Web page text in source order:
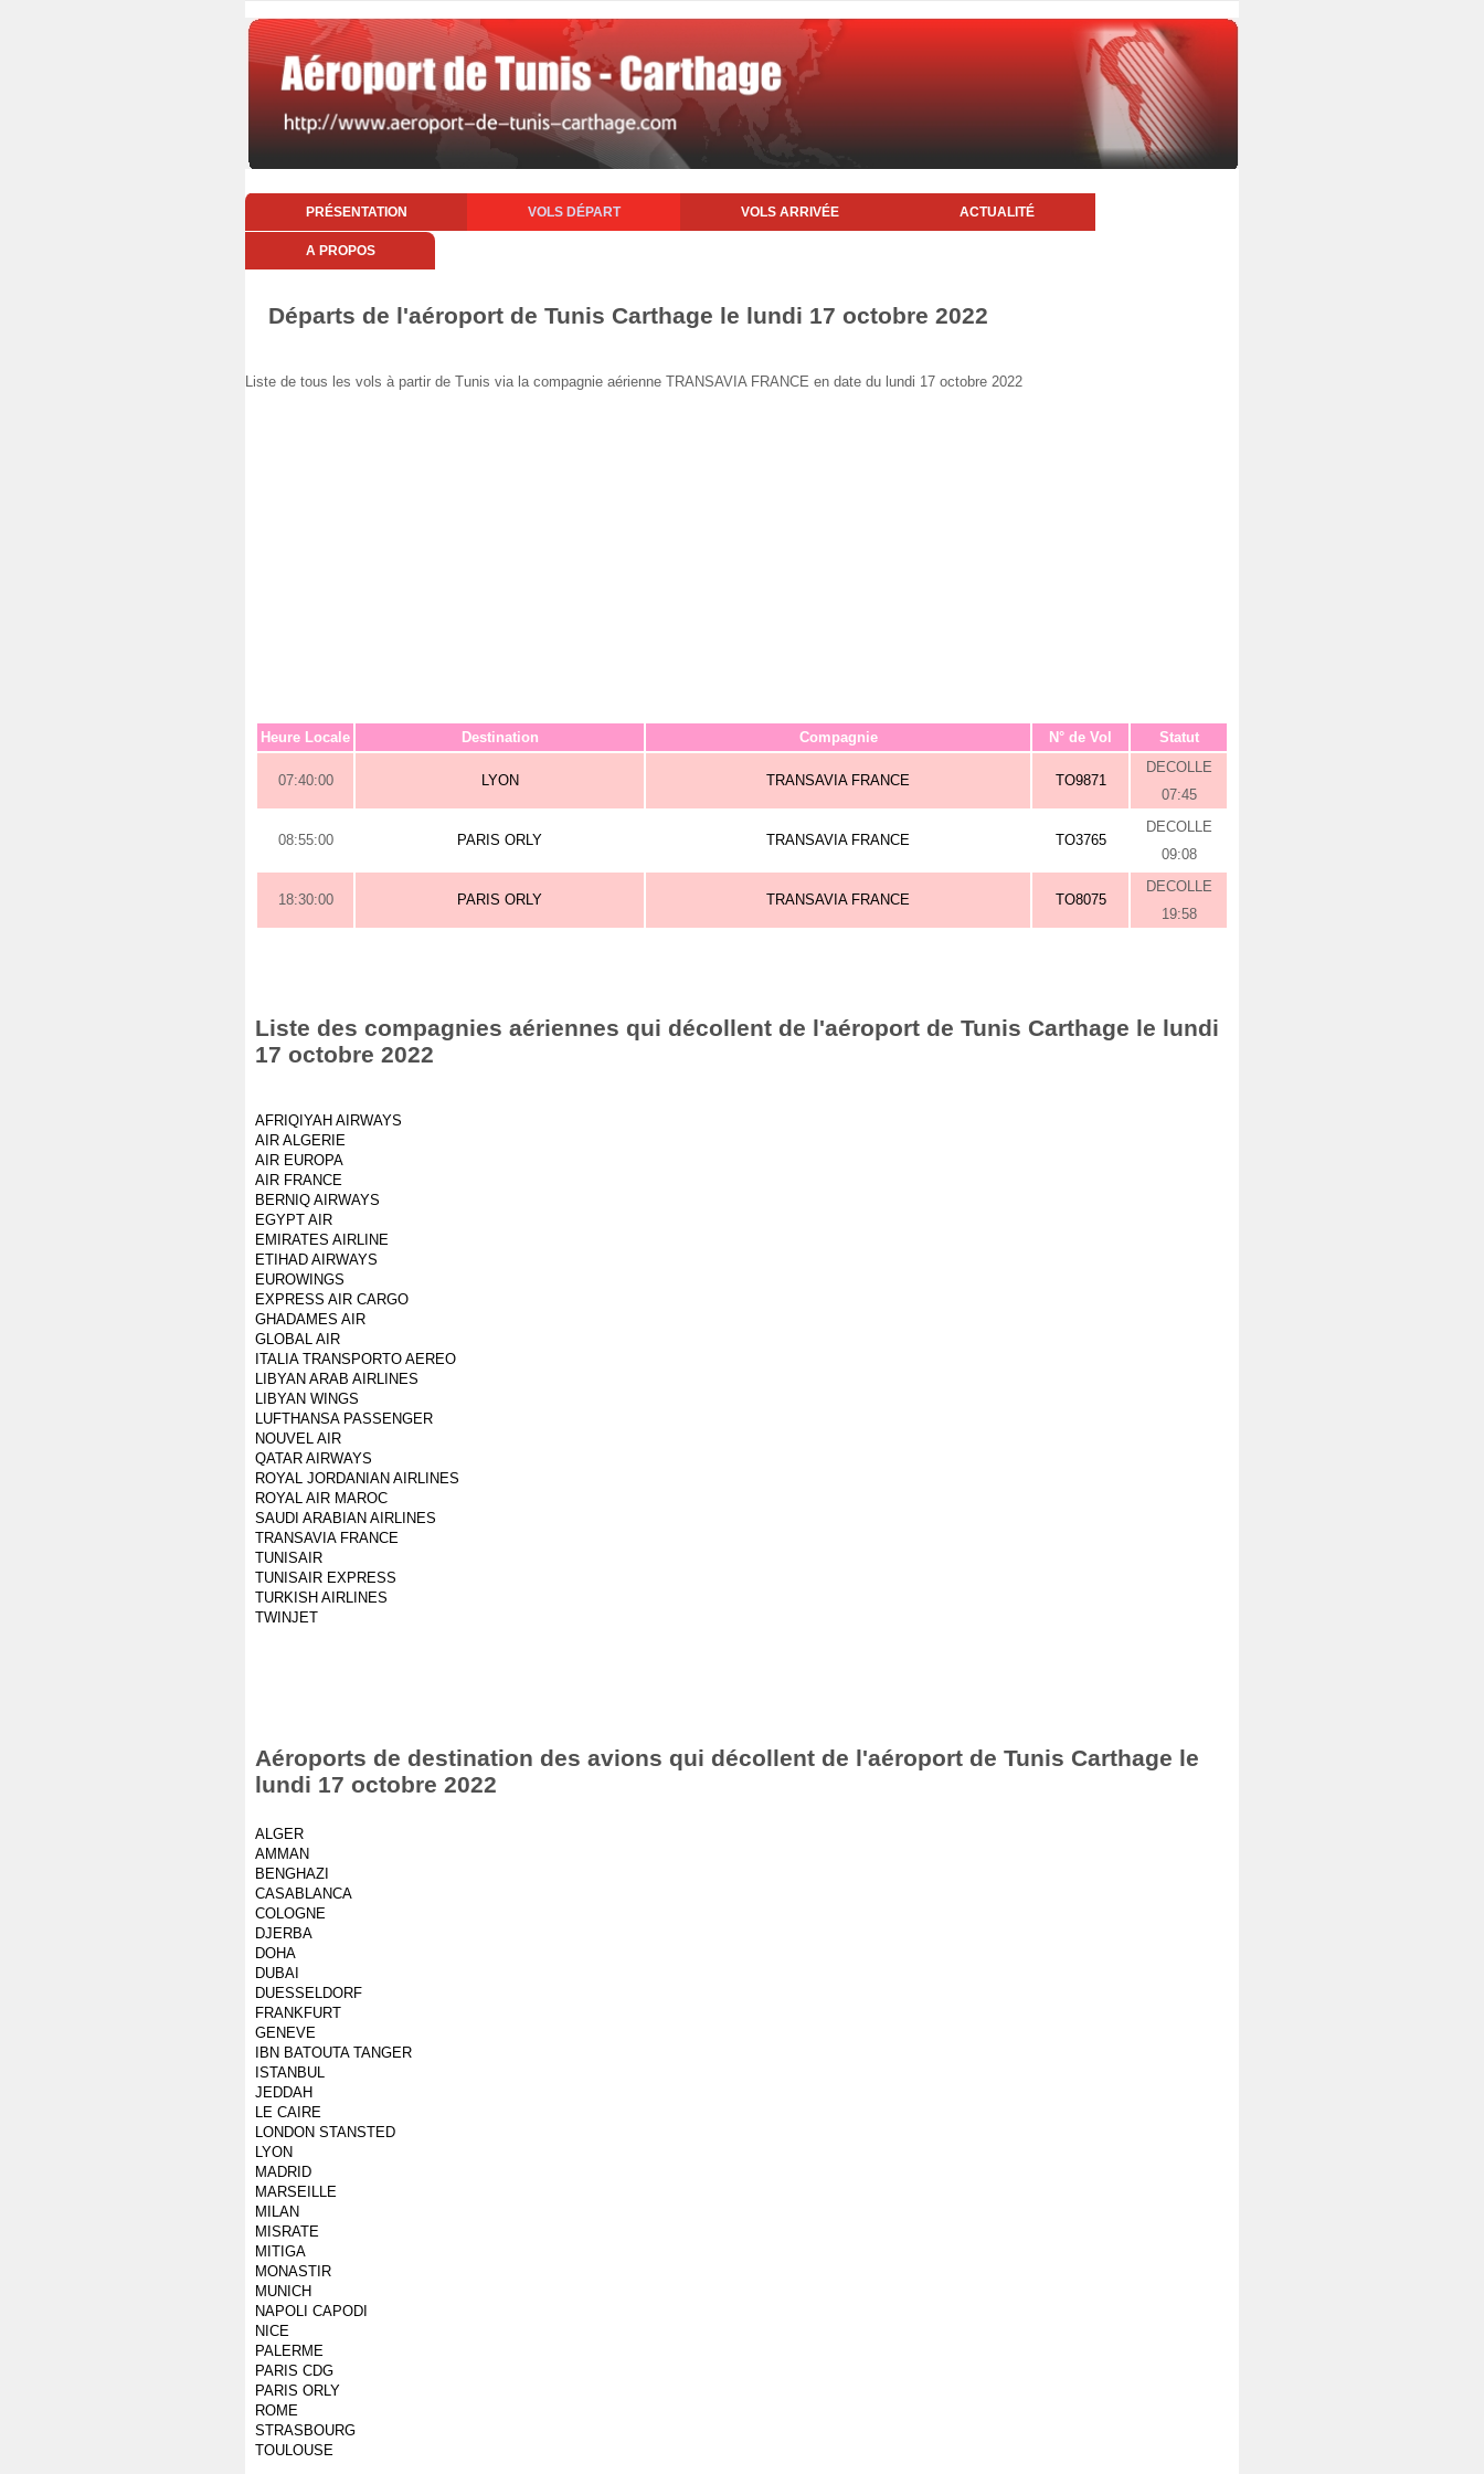
PRÉSENTATION VOLS DÉPART VOLS ARRIVÉE ACTUALITÉ
A PROPOS
Départs de l'aéroport de Tunis Carthage le lundi 17 octobre 2022
Liste de tous les vols à partir de Tunis via la compagnie aérienne TRANSAVIA FRANCE en date du lundi 17 octobre 2022
Heure Locale Destination Compagnie N° de Vol Statut
07:40:00 LYON TRANSAVIA FRANCE TO9871
DECOLLE
07:45
08:55:00 PARIS ORLY TRANSAVIA FRANCE TO3765
DECOLLE
09:08
18:30:00 PARIS ORLY TRANSAVIA FRANCE TO8075
DECOLLE
19:58
Liste des compagnies aériennes qui décollent de l'aéroport de Tunis Carthage le lundi
17 octobre 2022
AFRIQIYAH AIRWAYS
AIR ALGERIE
AIR EUROPA
AIR FRANCE
BERNIQ AIRWAYS
EGYPT AIR
EMIRATES AIRLINE
ETIHAD AIRWAYS
EUROWINGS
EXPRESS AIR CARGO
GHADAMES AIR
GLOBAL AIR
ITALIA TRANSPORTO AEREO
LIBYAN ARAB AIRLINES
LIBYAN WINGS
LUFTHANSA PASSENGER
NOUVEL AIR
QATAR AIRWAYS
ROYAL JORDANIAN AIRLINES
ROYAL AIR MAROC
SAUDI ARABIAN AIRLINES
TRANSAVIA FRANCE
TUNISAIR
TUNISAIR EXPRESS
TURKISH AIRLINES
TWINJET
Aéroports de destination des avions qui décollent de l'aéroport de Tunis Carthage le
lundi 17 octobre 2022
ALGER
AMMAN
BENGHAZI
CASABLANCA
COLOGNE
DJERBA
DOHA
DUBAI
DUESSELDORF
FRANKFURT
GENEVE
IBN BATOUTA TANGER
ISTANBUL
JEDDAH
LE CAIRE
LONDON STANSTED
LYON
MADRID
MARSEILLE
MILAN
MISRATE
MITIGA
MONASTIR
MUNICH
NAPOLI CAPODI
NICE
PALERME
PARIS CDG
PARIS ORLY
ROME
STRASBOURG
TOULOUSE